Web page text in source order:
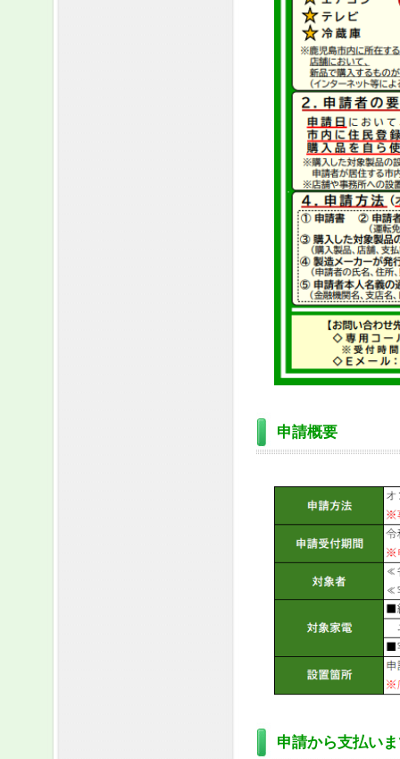
申請概要
申請から支払い